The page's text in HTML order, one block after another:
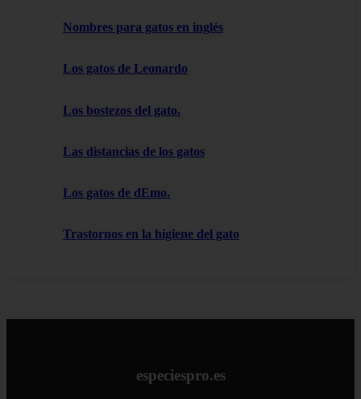
Nombres para gatos en inglés
Los gatos de Leonardo
Los bostezos del gato.
Las distancias de los gatos
Los gatos de dEmo.
Trastornos en la higiene del gato
especiespro.es